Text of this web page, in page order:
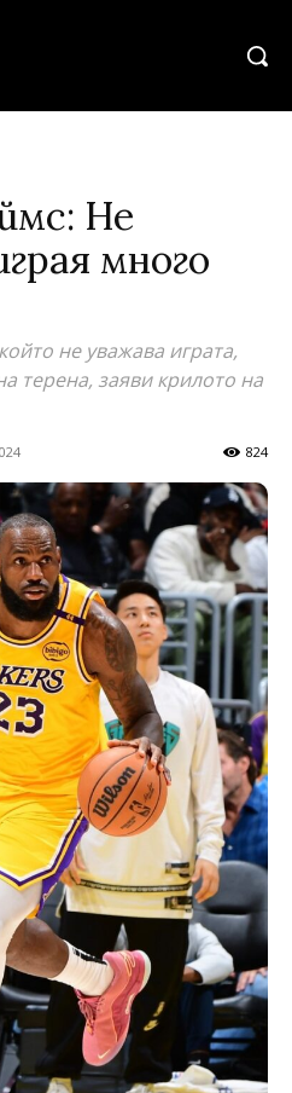
Не
много
не уважава играта,
терена, заяви крилото на
824